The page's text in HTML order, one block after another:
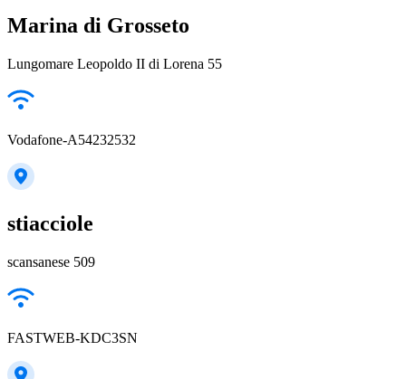
Marina di Grosseto
Lungomare Leopoldo II di Lorena 55
Vodafone-A54232532
stiacciole
scansanese 509
FASTWEB-KDC3SN